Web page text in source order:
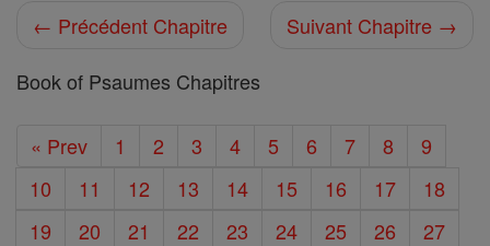
← Précédent Chapitre
Suivant Chapitre →
Book of Psaumes Chapitres
« Prev 1 2 3 4 5 6 7 8
9
10
11 12 13 14 15 16 17
18
19
20 21 22 23 24 25 26
27